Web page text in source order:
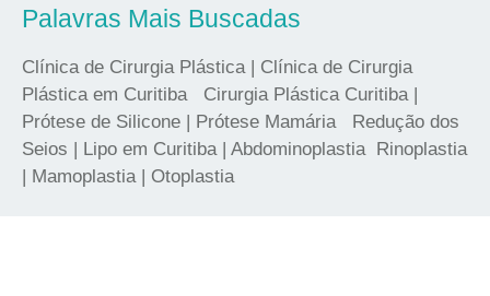
Palavras Mais Buscadas
Clínica de Cirurgia Plástica | Clínica de Cirurgia
Plástica em Curitiba Cirurgia Plástica Curitiba |
Prótese de Silicone | Prótese Mamária Redução dos
Seios | Lipo em Curitiba | Abdominoplastia Rinoplastia
| Mamoplastia | Otoplastia